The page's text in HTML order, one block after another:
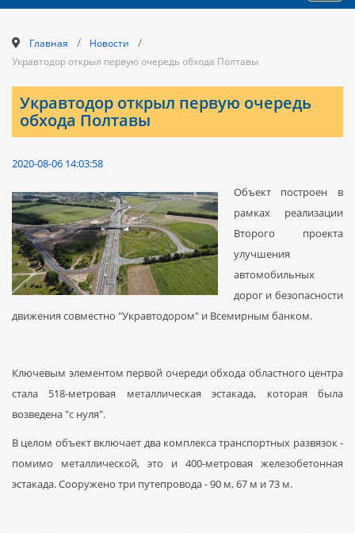
Главная / Новости /
Укравтодор открыл первую очередь обхода Полтавы
Укравтодор открыл первую очередь
обхода Полтавы
2020-08-06 14:03:58
Объект построен в
рамках реализации
Второго проекта
улучшения
автомобильных
дорог и безопасности
движения совместно "Укравтодором" и Всемирным банком.
Ключевым элементом первой очереди обхода областного центра
стала 518-метровая металлическая эстакада, которая была
возведена "с нуля".
В целом объект включает два комплекса транспортных развязок -
помимо металлической, это и 400-метровая железобетонная
эстакада. Сооружено три путепровода - 90 м, 67 м и 73 м.